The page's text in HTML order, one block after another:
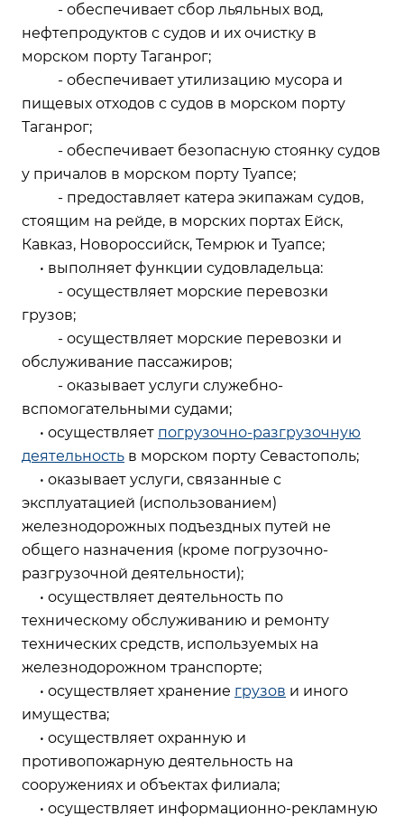
- обеспечивает сбор льяльных вод,
нефтепродуктов с судов и их очистку в
морском порту Таганрог;
- обеспечивает утилизацию мусора и
пищевых отходов с судов в морском порту
Таганрог;
- обеспечивает безопасную стоянку судов
у причалов в морском порту Туапсе;
- предоставляет катера экипажам судов,
стоящим на рейде, в морских портах Ейск,
Кавказ, Новороссийск, Темрюк и Туапсе;
• выполняет функции судовладельца:
- осуществляет морские перевозки
грузов;
- осуществляет морские перевозки и
обслуживание пассажиров;
- оказывает услуги служебно-
вспомогательными судами;
• осуществляет погрузочно-разгрузочную
деятельность в морском порту Севастополь;
• оказывает услуги, связанные с
эксплуатацией (использованием)
железнодорожных подъездных путей не
общего назначения (кроме погрузочно-
разгрузочной деятельности);
• осуществляет деятельность по
техническому обслуживанию и ремонту
технических средств, используемых на
железнодорожном транспорте;
• осуществляет хранение грузов и иного
имущества;
• осуществляет охранную и
противопожарную деятельность на
сооружениях и объектах филиала;
• осуществляет информационно-рекламную